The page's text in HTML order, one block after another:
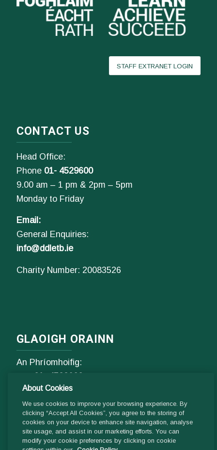
STAFF EXTRANET LOGIN
CONTACT US
Head Office:
Phone 01- 4529600
9.00 am – 1 pm & 2pm – 5pm
Monday to Friday
Email:
General Enquiries:
info@ddletb.ie
Charity Number: 20083526
GLAOIGH ORAINN
An Phríomhoifig:
01- 4529600
9.00 am - 1 pm & 2pm - 5pm
Luan go hAoine
Ríomhphost:
Fiosrúcháin Ghinearálta:
About Cookies
We use cookies to improve your browsing experience. By
clicking “Accept All Cookies”, you agree to the storing of
cookies on your device to enhance site navigation, analyse
site usage, and assist in our marketing efforts. You can
modify your cookie preferences by clicking on cookie